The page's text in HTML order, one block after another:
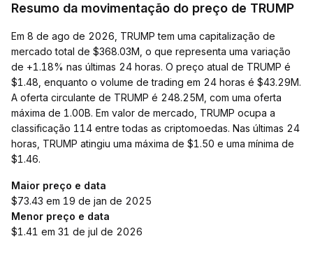
Resumo da movimentação do preço de TRUMP
Em 8 de ago de 2026, TRUMP tem uma capitalização de
mercado total de $368.03M, o que representa uma variação
de +1.18% nas últimas 24 horas. O preço atual de TRUMP é
$1.48, enquanto o volume de trading em 24 horas é $43.29M.
A oferta circulante de TRUMP é 248.25M, com uma oferta
máxima de 1.00B. Em valor de mercado, TRUMP ocupa a
classificação 114 entre todas as criptomoedas. Nas últimas 24
horas, TRUMP atingiu uma máxima de $1.50 e uma mínima de
$1.46.
Maior preço e data
$73.43 em 19 de jan de 2025
Menor preço e data
$1.41 em 31 de jul de 2026